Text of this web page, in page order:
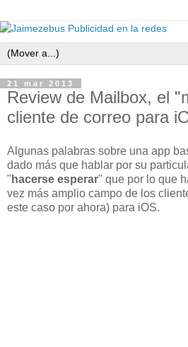
21 mar 2013
Review de Mailbox, el
cliente de correo para
Algunas palabras sobre una app
dado más que hablar por su
" hacerse esperar" que por lo que
vez más amplio campo de los
este caso por ahora) para iOS.